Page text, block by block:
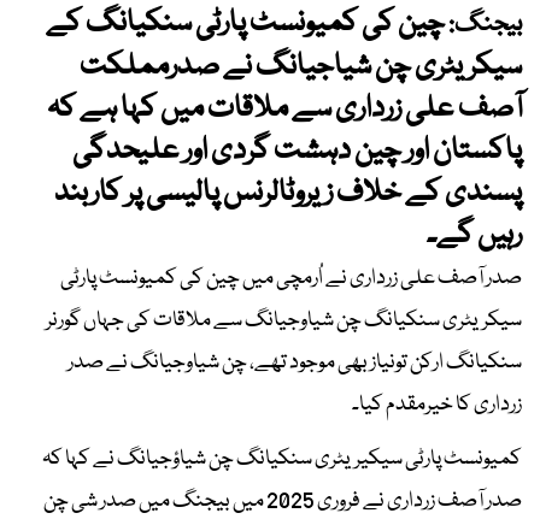
بیجنگ:چین کی کمیونسٹ پارٹی سنکیانگ کے
سیکریٹری چن شیاجیانگ نے صدرمملکت
آصف علی زرداری سے ملاقات میں کہا ہے کہ
پاکستان اور چین دہشت گردی اور علیحدگی
پسندی کے خلاف زیروٹالرنس پالیسی پر کاربند
رہیں گے۔
صدر آصف علی زرداری نے اُرمچی میں چین کی کمیونسٹ پارٹی
سیکریٹری سنکیانگ چن شیاوجیانگ سے ملاقات کی جہاں گورنر
سنکیانگ ارکن تونیاز بھی موجود تھے، چن شیاوجیانگ نے صدر
زرداری کا خیرمقدم کیا۔
کمیونسٹ پارٹی سیکیریٹری سنکیانگ چن شیاؤجیانگ نے کہا کہ
صدر آصف زرداری نے فروری 2025 میں بیجنگ میں صدر شی چن